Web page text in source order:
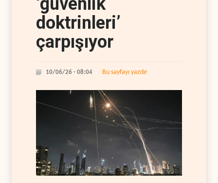
doktrinleri’
çarpışıyor
10/06/26 - 08:04 Bu sayfayı yazdır